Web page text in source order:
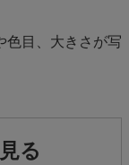
色目、大きさが写
る